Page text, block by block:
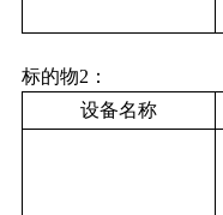
标的物2 ：
设备名称